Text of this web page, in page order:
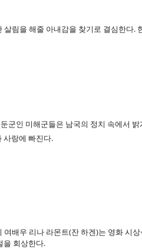
림을 해줄 아내감을 찾기로 결심한다
인 미해군들은 남국의 정치 속에서
사랑에 빠진다.
배우 리나 라몬트(잔 하겐)는 영화 시
을 회상한다.